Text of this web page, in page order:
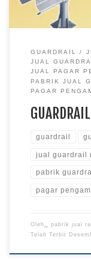
GUARDRAIL
JUAL
JUAL PAGAR
PABRIK JUAL
PAGAR
guardrail
jual guardrail
pabrik
pagar
Oleh␣ pabrik jual
Telah Terbit